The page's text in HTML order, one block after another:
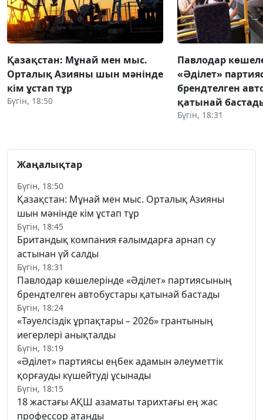
Қазақстан: Мұнай мен мыс.
Орталық Азияны шын мәнінде
кім ұстап тұр
Бүгін, 18:50
Павлодар
«Әділет»
брендтелген
қатынай
Бүгін, 18:31
Жаңалықтар
Бүгін, 18:50
Қазақстан: Мұнай мен мыс. Орталық Азияны
шын мәнінде кім ұстап тұр
Бүгін, 18:45
Британдық компания ғалымдарға арнап су
астынан үй салды
Бүгін, 18:31
Павлодар көшелерінде «Әділет» партиясының
брендтелген автобустары қатынай бастады
Бүгін, 18:24
«Тәуелсіздік ұрпақтары – 2026» грантының
иегерлері анықталды
Бүгін, 18:19
«Әділет» партиясы еңбек адамын әлеуметтік
қорғауды күшейтуді ұсынады
Бүгін, 18:15
18 жастағы АҚШ азаматы тарихтағы ең жас
профессор атанды